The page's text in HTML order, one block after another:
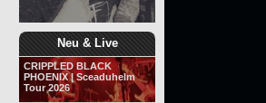
Neu & Live
CRIPPLED BLACK
PHOENIX | Sceaduhelm
Tour 2026